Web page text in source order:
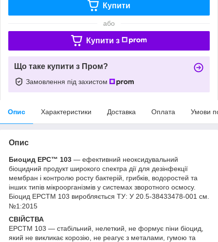
Купити
або
Купити з
Що таке купити з Пром?
Замовлення під захистом
Опис Характеристики Доставка Оплата Умови
Опис
Биоцид ЕРС™ 103 — ефективний неоксидувальний
біоцидний продукт широкого спектра дії для дезінфекції
мембран і контролю росту бактерій, грибків, водоростей та
інших типів мікроорганізмів у системах зворотного осмосу.
Біоцид ЕРСTM 103 виробляється ТУ: У 20.5-38433478-001 см.
№1:2015
СВІЙСТВА
ЕРСTM 103 — стабільний, нелеткий, не формує піни біоцид,
який не викликає корозію, не реагує з металами, гумою та